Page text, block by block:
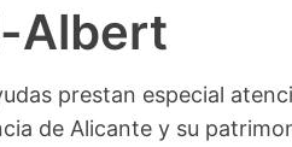
Albert
prestan especial
de Alicante y su